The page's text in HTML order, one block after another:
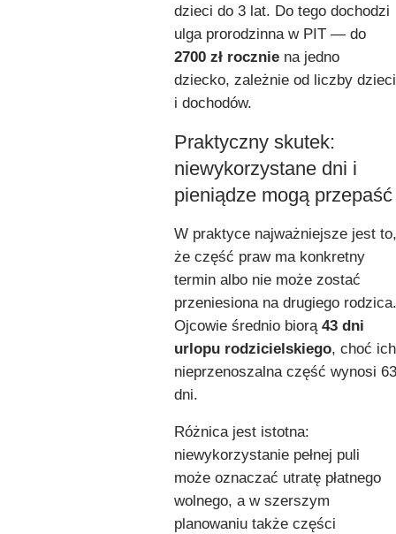
dzieci do 3 lat. Do tego dochodzi
ulga prorodzinna w PIT — do
2700 zł rocznie na jedno
dziecko, zależnie od liczby dzieci
i dochodów.
Praktyczny skutek:
niewykorzystane dni i
pieniądze mogą przepaść
W praktyce najważniejsze jest to,
że część praw ma konkretny
termin albo nie może zostać
przeniesiona na drugiego rodzica.
Ojcowie średnio biorą 43 dni
urlopu rodzicielskiego, choć ich
nieprzenoszalna część wynosi 63
dni.
Różnica jest istotna:
niewykorzystanie pełnej puli
może oznaczać utratę płatnego
wolnego, a w szerszym
planowaniu także części